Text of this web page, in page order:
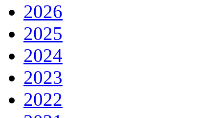
2026
2025
2024
2023
2022